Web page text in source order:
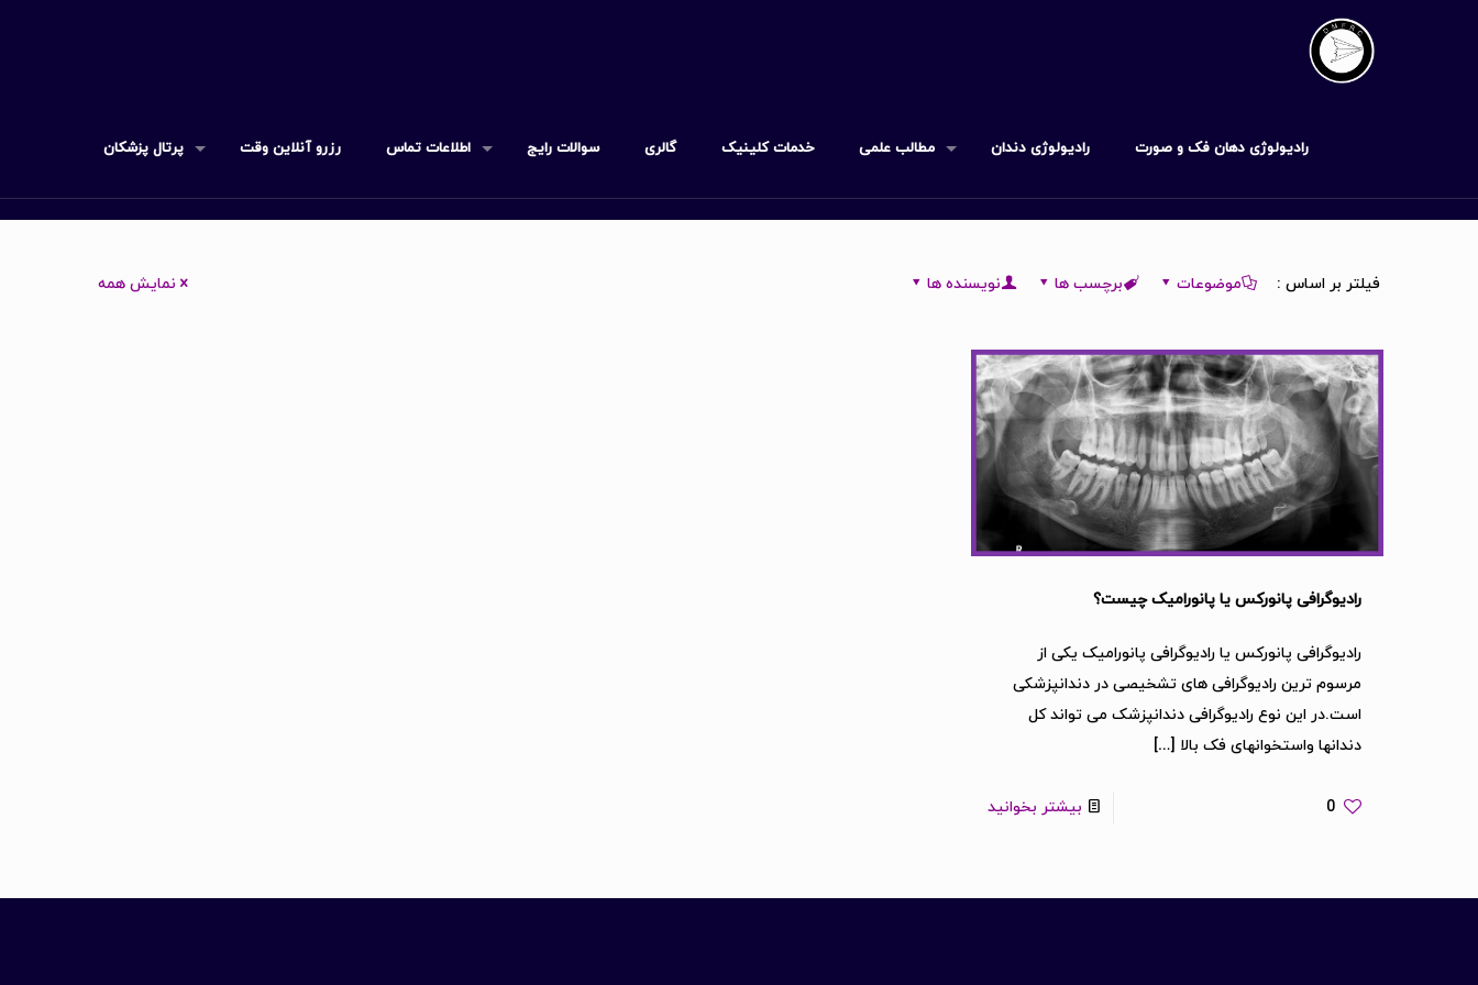
رادیولوژی دهان فک و صورت رادیولوژی دندان مطالب علمی خدمات کلینیک گالری سوالات رایج اطلاعات تماس رزرو آنلاین وقت پرتال پزشکان
فیلتر بر اساس : موضوعات برچسب ها نویسنده ها نمایش همه
رادیوگرافی پانورکس یا پانورامیک چیست؟
رادیوگرافی پانورکس یا رادیوگرافی پانورامیک یکی از
مرسوم ترین رادیوگرافی های تشخیصی در دندانپزشکی
است.در این نوع رادیوگرافی دندانپزشک می تواند کل
دندانها واستخوانهای فک بالا […]
0 بیشتر بخوانید